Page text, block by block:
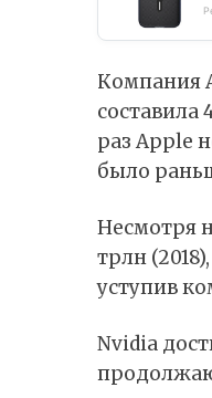
Компания
составила
раз Apple
было
Несмотря
трлн
уступив
Nvidia